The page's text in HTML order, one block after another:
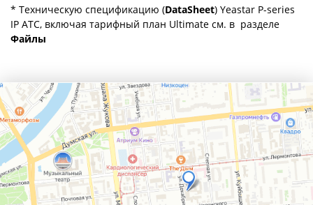
* Техническую спецификацию (DataSheet) Yeastar P-series
IP АТС, включая тарифный план Ultimate см. в разделе
Файлы